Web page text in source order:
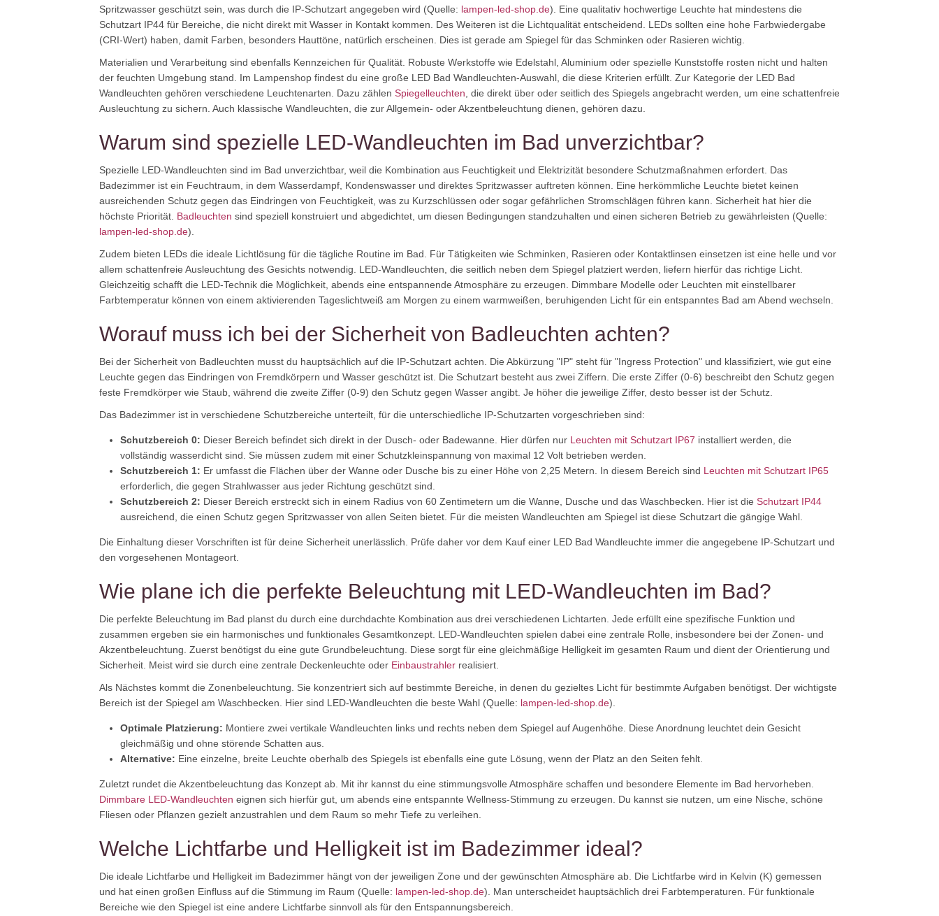
Spritzwasser geschützt sein, was durch die IP-Schutzart angegeben wird (Quelle: lampen-led-shop.de). Eine qualitativ hochwertige Leuchte hat mindestens die
Schutzart IP44 für Bereiche, die nicht direkt mit Wasser in Kontakt kommen. Des Weiteren ist die Lichtqualität entscheidend. LEDs sollten eine hohe Farbwiedergabe
(CRI-Wert) haben, damit Farben, besonders Hauttöne, natürlich erscheinen. Dies ist gerade am Spiegel für das Schminken oder Rasieren wichtig.
Materialien und Verarbeitung sind ebenfalls Kennzeichen für Qualität. Robuste Werkstoffe wie Edelstahl, Aluminium oder spezielle Kunststoffe rosten nicht und halten
der feuchten Umgebung stand. Im Lampenshop findest du eine große LED Bad Wandleuchten-Auswahl, die diese Kriterien erfüllt. Zur Kategorie der LED Bad
Wandleuchten gehören verschiedene Leuchtenarten. Dazu zählen Spiegelleuchten , die direkt über oder seitlich des Spiegels angebracht werden, um eine schattenfreie
Ausleuchtung zu sichern. Auch klassische Wandleuchten, die zur Allgemein- oder Akzentbeleuchtung dienen, gehören dazu.
Warum sind spezielle LED-Wandleuchten im Bad unverzichtbar?
Spezielle LED-Wandleuchten sind im Bad unverzichtbar, weil die Kombination aus Feuchtigkeit und Elektrizität besondere Schutzmaßnahmen erfordert. Das
Badezimmer ist ein Feuchtraum, in dem Wasserdampf, Kondenswasser und direktes Spritzwasser auftreten können. Eine herkömmliche Leuchte bietet keinen
ausreichenden Schutz gegen das Eindringen von Feuchtigkeit, was zu Kurzschlüssen oder sogar gefährlichen Stromschlägen führen kann. Sicherheit hat hier die
höchste Priorität. Badleuchten sind speziell konstruiert und abgedichtet, um diesen Bedingungen standzuhalten und einen sicheren Betrieb zu gewährleisten (Quelle:
lampen-led-shop.de).
Zudem bieten LEDs die ideale Lichtlösung für die tägliche Routine im Bad. Für Tätigkeiten wie Schminken, Rasieren oder Kontaktlinsen einsetzen ist eine helle und vor
allem schattenfreie Ausleuchtung des Gesichts notwendig. LED-Wandleuchten, die seitlich neben dem Spiegel platziert werden, liefern hierfür das richtige Licht.
Gleichzeitig schafft die LED-Technik die Möglichkeit, abends eine entspannende Atmosphäre zu erzeugen. Dimmbare Modelle oder Leuchten mit einstellbarer
Farbtemperatur können von einem aktivierenden Tageslichtweiß am Morgen zu einem warmweißen, beruhigenden Licht für ein entspanntes Bad am Abend wechseln.
Worauf muss ich bei der Sicherheit von Badleuchten achten?
Bei der Sicherheit von Badleuchten musst du hauptsächlich auf die IP-Schutzart achten. Die Abkürzung "IP" steht für "Ingress Protection" und klassifiziert, wie gut eine
Leuchte gegen das Eindringen von Fremdkörpern und Wasser geschützt ist. Die Schutzart besteht aus zwei Ziffern. Die erste Ziffer (0-6) beschreibt den Schutz gegen
feste Fremdkörper wie Staub, während die zweite Ziffer (0-9) den Schutz gegen Wasser angibt. Je höher die jeweilige Ziffer, desto besser ist der Schutz.
Das Badezimmer ist in verschiedene Schutzbereiche unterteilt, für die unterschiedliche IP-Schutzarten vorgeschrieben sind:
Schutzbereich 0: Dieser Bereich befindet sich direkt in der Dusch- oder Badewanne. Hier dürfen nur Leuchten mit Schutzart IP67 installiert werden, die
vollständig wasserdicht sind. Sie müssen zudem mit einer Schutzkleinspannung von maximal 12 Volt betrieben werden.
Schutzbereich 1: Er umfasst die Flächen über der Wanne oder Dusche bis zu einer Höhe von 2,25 Metern. In diesem Bereich sind Leuchten mit Schutzart IP65
erforderlich, die gegen Strahlwasser aus jeder Richtung geschützt sind.
Schutzbereich 2: Dieser Bereich erstreckt sich in einem Radius von 60 Zentimetern um die Wanne, Dusche und das Waschbecken. Hier ist die Schutzart IP44
ausreichend, die einen Schutz gegen Spritzwasser von allen Seiten bietet. Für die meisten Wandleuchten am Spiegel ist diese Schutzart die gängige Wahl.
Die Einhaltung dieser Vorschriften ist für deine Sicherheit unerlässlich. Prüfe daher vor dem Kauf einer LED Bad Wandleuchte immer die angegebene IP-Schutzart und
den vorgesehenen Montageort.
Wie plane ich die perfekte Beleuchtung mit LED-Wandleuchten im Bad?
Die perfekte Beleuchtung im Bad planst du durch eine durchdachte Kombination aus drei verschiedenen Lichtarten. Jede erfüllt eine spezifische Funktion und
zusammen ergeben sie ein harmonisches und funktionales Gesamtkonzept. LED-Wandleuchten spielen dabei eine zentrale Rolle, insbesondere bei der Zonen- und
Akzentbeleuchtung. Zuerst benötigst du eine gute Grundbeleuchtung. Diese sorgt für eine gleichmäßige Helligkeit im gesamten Raum und dient der Orientierung und
Sicherheit. Meist wird sie durch eine zentrale Deckenleuchte oder Einbaustrahler realisiert.
Als Nächstes kommt die Zonenbeleuchtung. Sie konzentriert sich auf bestimmte Bereiche, in denen du gezieltes Licht für bestimmte Aufgaben benötigst. Der wichtigste
Bereich ist der Spiegel am Waschbecken. Hier sind LED-Wandleuchten die beste Wahl (Quelle: lampen-led-shop.de).
Optimale Platzierung: Montiere zwei vertikale Wandleuchten links und rechts neben dem Spiegel auf Augenhöhe. Diese Anordnung leuchtet dein Gesicht
gleichmäßig und ohne störende Schatten aus.
Alternative: Eine einzelne, breite Leuchte oberhalb des Spiegels ist ebenfalls eine gute Lösung, wenn der Platz an den Seiten fehlt.
Zuletzt rundet die Akzentbeleuchtung das Konzept ab. Mit ihr kannst du eine stimmungsvolle Atmosphäre schaffen und besondere Elemente im Bad hervorheben.
Dimmbare LED-Wandleuchten eignen sich hierfür gut, um abends eine entspannte Wellness-Stimmung zu erzeugen. Du kannst sie nutzen, um eine Nische, schöne
Fliesen oder Pflanzen gezielt anzustrahlen und dem Raum so mehr Tiefe zu verleihen.
Welche Lichtfarbe und Helligkeit ist im Badezimmer ideal?
Die ideale Lichtfarbe und Helligkeit im Badezimmer hängt von der jeweiligen Zone und der gewünschten Atmosphäre ab. Die Lichtfarbe wird in Kelvin (K) gemessen
und hat einen großen Einfluss auf die Stimmung im Raum (Quelle: lampen-led-shop.de). Man unterscheidet hauptsächlich drei Farbtemperaturen. Für funktionale
Bereiche wie den Spiegel ist eine andere Lichtfarbe sinnvoll als für den Entspannungsbereich.